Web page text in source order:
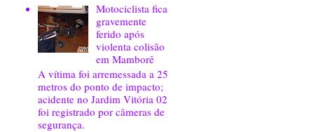
Motociclista fica
gravemente
ferido após
violenta colisão
em Mamborê
A vítima foi arremessada a 25
metros do ponto de impacto;
acidente no Jardim Vitória 02
foi registrado por câmeras de
segurança.